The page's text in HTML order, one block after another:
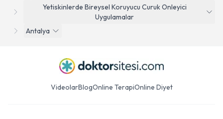
Yetiskinlerde Bireysel Koruyucu Curuk Onleyici
Uygulamalar
Antalya
VideolarBlogOnline TerapiOnline Diyet